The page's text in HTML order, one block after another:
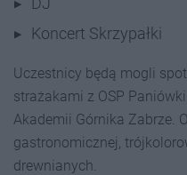
Koncert Skrzypałki
Uczestnicy będą mogli
strażakami z OSP
Akademii Górnika Zabrze.
gastronomicznej,
drewnianych.